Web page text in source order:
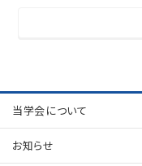
当学会について
お知らせ